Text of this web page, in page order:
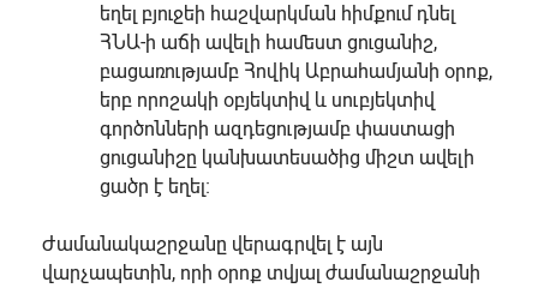
եղել բյուջեի հաշվարկման հիմքում դնել
ՀՆԱ-ի աճի ավելի համեստ ցուցանիշ,
բացառությամբ Հովիկ Աբրահամյանի օրոք,
երբ որոշակի օբյեկտիվ և սուբյեկտիվ
գործոնների ազդեցությամբ փաստացի
ցուցանիշը կանխատեսածից միշտ ավելի
ցածր է եղել։
Ժամանակաշրջանը վերագրվել է այն
վարչապետին, որի օրոք տվյալ ժամանաշրջանի